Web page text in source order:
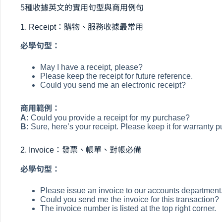
5種收據英文的實用句型與商用例句
1. Receipt：購物、服務收據最常用
必學句型：
May I have a receipt, please?
Please keep the receipt for future reference.
Could you send me an electronic receipt?
商用範例：
A: Could you provide a receipt for my purchase?
B: Sure, here’s your receipt. Please keep it for warranty
2. Invoice：發票、帳單、對帳必備
必學句型：
Please issue an invoice to our accounts department.
Could you send me the invoice for this transaction?
The invoice number is listed at the top right corner.